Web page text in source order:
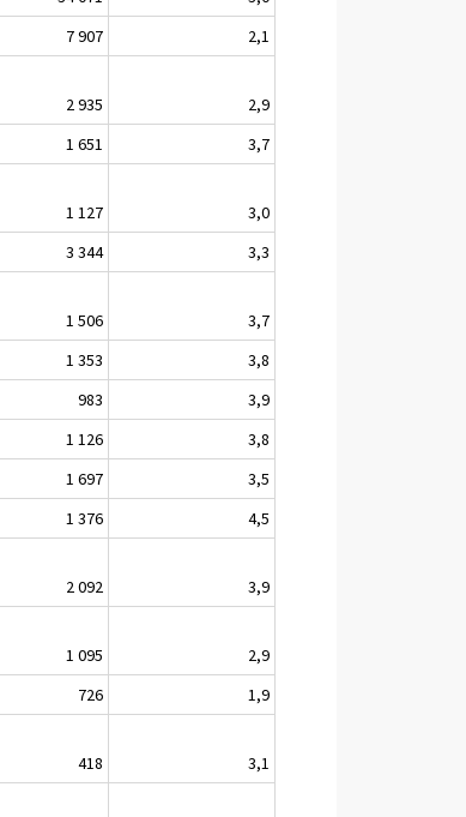
7 907
2,1
2 935
2,9
1 651
3,7
1 127
3,0
3 344
3,3
1 506
3,7
1 353
3,8
983
3,9
1 126
3,8
1 697
3,5
1 376
4,5
2 092
3,9
1 095
2,9
726
1,9
418
3,1